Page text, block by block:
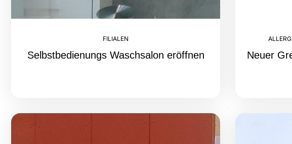
FILIALEN
Selbstbedienungs Waschsalon eröffnen Neuer